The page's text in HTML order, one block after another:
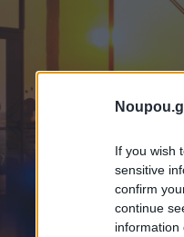
If you wish
sensitive
confirm
continue
information